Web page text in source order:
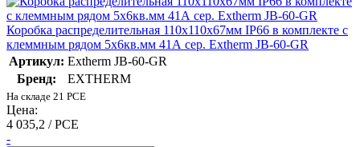
Коробка распределительная 110х110х67мм IP66 в комплекте с
клеммным рядом 5х6кв.мм 41А сер. Extherm JB-60-GR
Артикул: Extherm JB-60-GR
Бренд:
EXTHERM
На складе 21 PCE
Цена:
4 035,2 / PCE
-